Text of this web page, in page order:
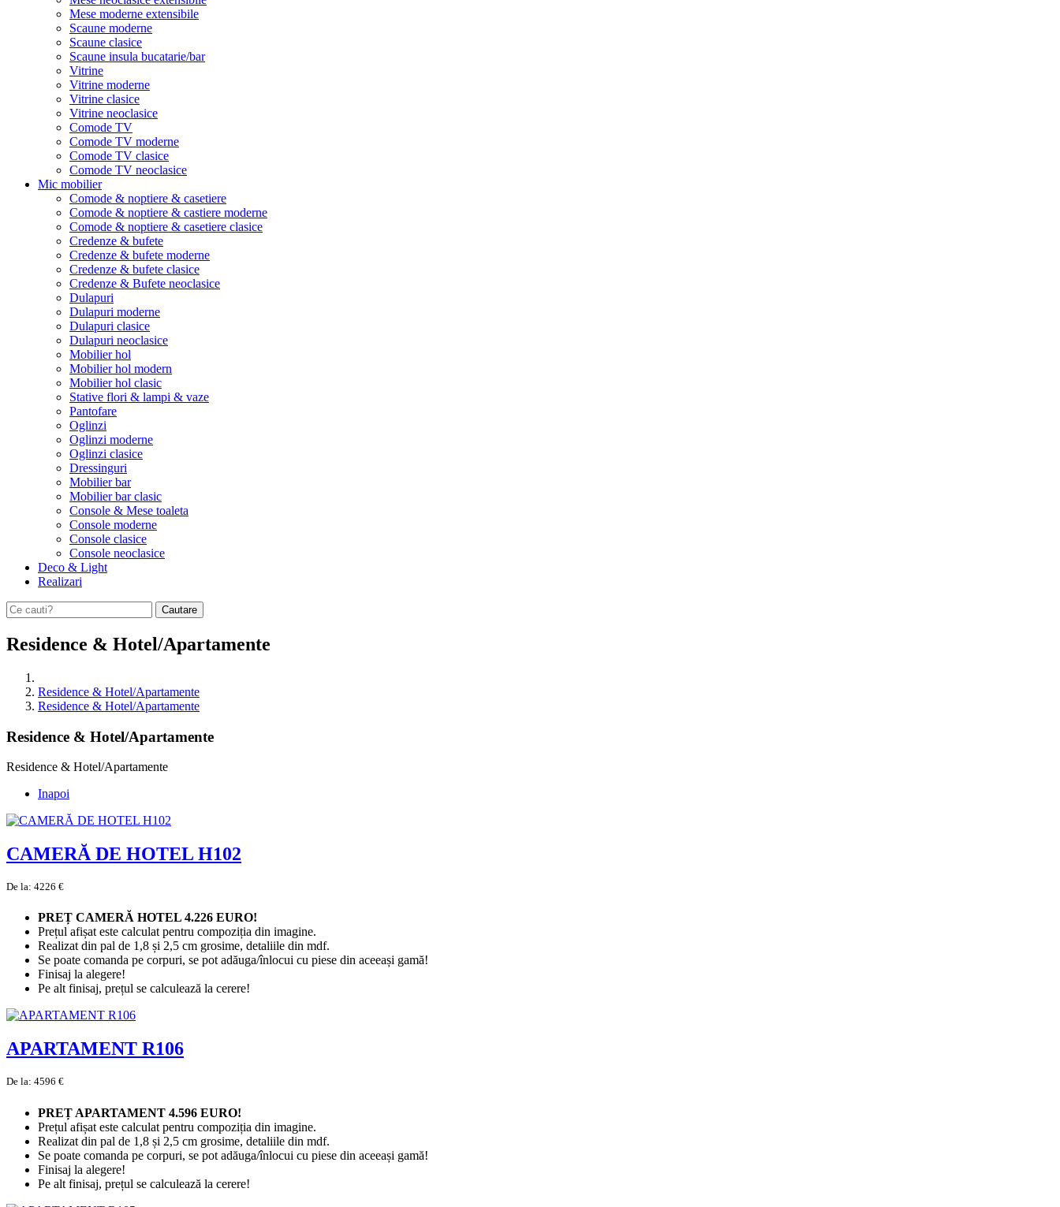
Mese moderne extensibile
Scaune moderne
Scaune clasice
Scaune insula bucatarie/bar
Vitrine
Vitrine moderne
Vitrine clasice
Vitrine neoclasice
Comode TV
Comode TV moderne
Comode TV clasice
Comode TV neoclasice
Mic mobilier
Comode & noptiere & casetiere
Comode & noptiere & castiere moderne
Comode & noptiere & casetiere clasice
Credenze & bufete
Credenze & bufete moderne
Credenze & bufete clasice
Credenze & Bufete neoclasice
Dulapuri
Dulapuri moderne
Dulapuri clasice
Dulapuri neoclasice
Mobilier hol
Mobilier hol modern
Mobilier hol clasic
Stative flori & lampi & vaze
Pantofare
Oglinzi
Oglinzi moderne
Oglinzi clasice
Dressinguri
Mobilier bar
Mobilier bar clasic
Console & Mese toaleta
Console moderne
Console clasice
Console neoclasice
Deco & Light
Realizari
Cautare
Residence & Hotel/Apartamente
Residence & Hotel/Apartamente
Residence & Hotel/Apartamente
Residence & Hotel/Apartamente
Residence & Hotel/Apartamente
Inapoi
CAMERĂ DE HOTEL H102
De la: 4226 €
PREȚ CAMERĂ HOTEL 4.226 EURO!
Prețul afișat este calculat pentru compoziția din imagine.
Realizat din pal de 1,8 și 2,5 cm grosime, detaliile din mdf.
Se poate comanda pe corpuri, se pot adăuga/înlocui cu piese din aceeași gamă!
Finisaj la alegere!
Pe alt finisaj, prețul se calculează la cerere!
APARTAMENT R106
De la: 4596 €
PREȚ APARTAMENT 4.596 EURO!
Prețul afișat este calculat pentru compoziția din imagine.
Realizat din pal de 1,8 și 2,5 cm grosime, detaliile din mdf.
Se poate comanda pe corpuri, se pot adăuga/înlocui cu piese din aceeași gamă!
Finisaj la alegere!
Pe alt finisaj, prețul se calculează la cerere!